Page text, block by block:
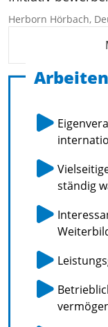
Herborn Hörbach,
ständig